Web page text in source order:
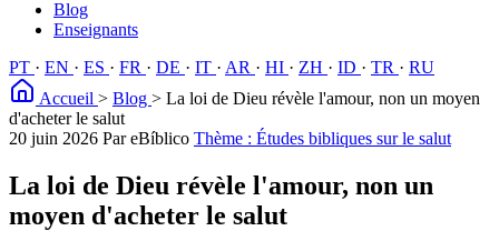
Blog
Enseignants
PT · EN · ES · FR · DE · IT · AR · HI · ZH · ID · TR · RU
Accueil > Blog > La loi de Dieu révèle l'amour, non un moyen
d'acheter le salut
20 juin 2026 Par eBíblico Thème : Études bibliques sur le salut
La loi de Dieu révèle l'amour, non un
moyen d'acheter le salut